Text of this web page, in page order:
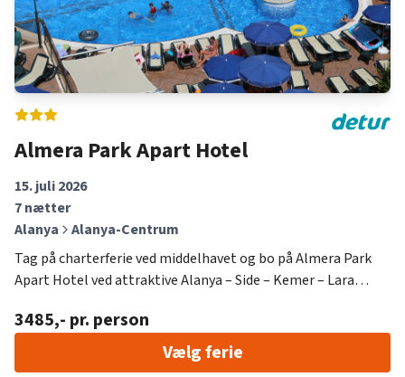
Almera Park Apart Hotel
15. juli 2026
7nætter
Alanya
Alanya-Centrum
Tag på charterferie ved middelhavet og bo på Almera Park
Apart Hotel ved attraktive Alanya – Side – Kemer – Lara
og byder på en ideel base for din ferie i solen. Med 7
overnatninger får du rigtig god tid til at nyde det varme vejr,
de smukke omgivelser og det lokale liv. Du har fuld frihed til
Vælg ferie
3485,- pr. person